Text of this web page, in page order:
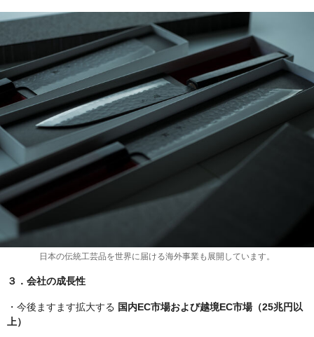
日本の伝統工芸品を世界に届ける海外事業も展開しています。
３．会社の成長性
・今後ますます拡大する 国内EC市場および越境EC市場（25兆円以
上）